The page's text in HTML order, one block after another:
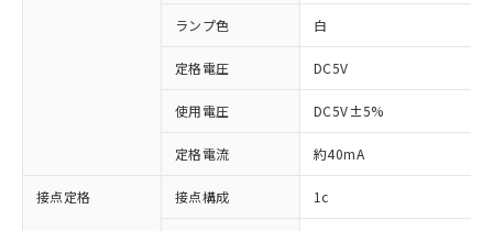
ランプ色 白
定格電圧 DC5V
使用電圧 DC5V±5%
定格電流 約40mA
接点定格 接点構成 1c